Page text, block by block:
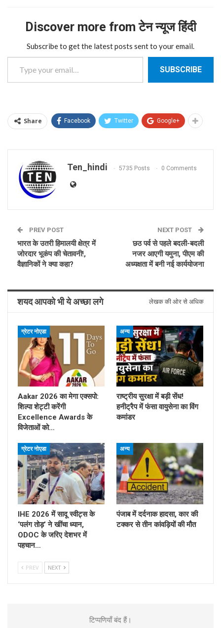
Discover more from टेन न्यूज हिंदी
Subscribe to get the latest posts sent to your email.
Type your email…
SUBSCRIBE
Share Facebook Twitter Google+
Ten_hindi 5735 Posts 0 Comments
PREV POST
भारत के उतरी हिमालयी क्षेत्र में
जोरदार भूकंप की चेतावनी!,
वैज्ञानिकों ने क्या कहा?
NEXT POST
छठ पर्व से पहले बदली-बदली
नजर आएगी यमुना, पीएम की
अध्यक्षता में बनी नई कार्ययोजना
शयद आपको भी ये अच्छा लगे लेखक की ओर से अधिक
ग्रेटर नोएडा
Aakar 2026 का मेगा एक्सपो:
शिल्पा शेट्टी करेंगी
Excellence Awards के
विजेताओं को…
अन्य
राष्ट्रीय सुरक्षा में बड़ी सेंध!
हनीट्रैप में फंसा वायुसेना का विंग
कमांडर
ग्रेटर नोएडा
IHE 2026 में सादू स्वीट्स के
‘पलंग तोड़’ ने खींचा ध्यान,
ODOC के जरिए देशभर में
पहचान…
अन्य
पंजाब में दर्दनाक हादसा, कार की
टक्कर से तीन कांवड़ियों की मौत
PREV NEXT
टिप्पणियाँ बंद हैं।